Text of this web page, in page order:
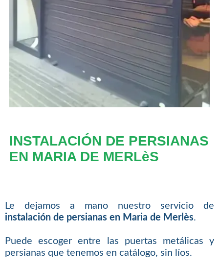
INSTALACIÓN DE PERSIANAS
EN MARIA DE MERLèS
Le dejamos a mano nuestro servicio de
instalación de persianas en Maria de Merlès.
Puede escoger entre las puertas metálicas y
persianas que tenemos en catálogo, sin líos.